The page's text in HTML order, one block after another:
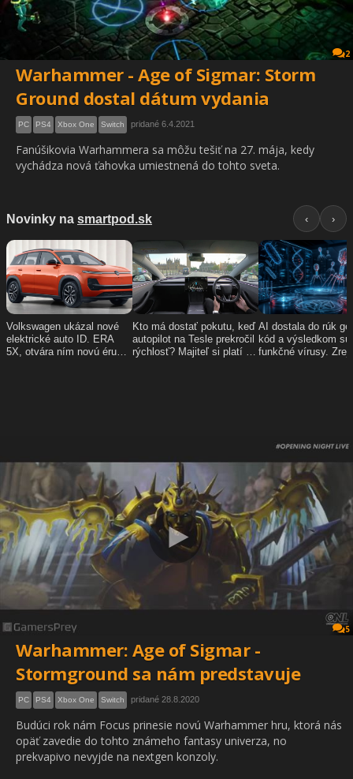
2
Warhammer - Age of Sigmar: Storm
Ground dostal dátum vydania
PC PS4 Xbox One Switch pridané 6.4.2021
Fanúšikovia Warhammera sa môžu tešiť na 27. mája, kedy
vychádza nová ťahovka umiestnená do tohto sveta.
5
Warhammer: Age of Sigmar -
Stormground sa nám predstavuje
PC PS4 Xbox One Switch pridané 28.8.2020
Budúci rok nám Focus prinesie novú Warhammer hru, ktorá nás
opäť zavedie do tohto známeho fantasy univerza, no
prekvapivo nevyjde na nextgen konzoly.